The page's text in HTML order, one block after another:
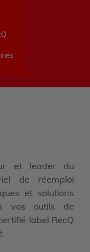
et leader du
de réemploi
et solutions
vos outils de
label RecQ